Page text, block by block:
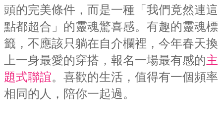
頭的完美條件，而是一種「我們竟然連這
點都超合」的靈魂驚喜感。有趣的靈魂標
籤，不應該只躺在自介欄裡，今年春天換
上一身最愛的穿搭，報名一場最有感的主
題式聯誼。喜歡的生活，值得有一個頻率
相同的人，陪你一起過。